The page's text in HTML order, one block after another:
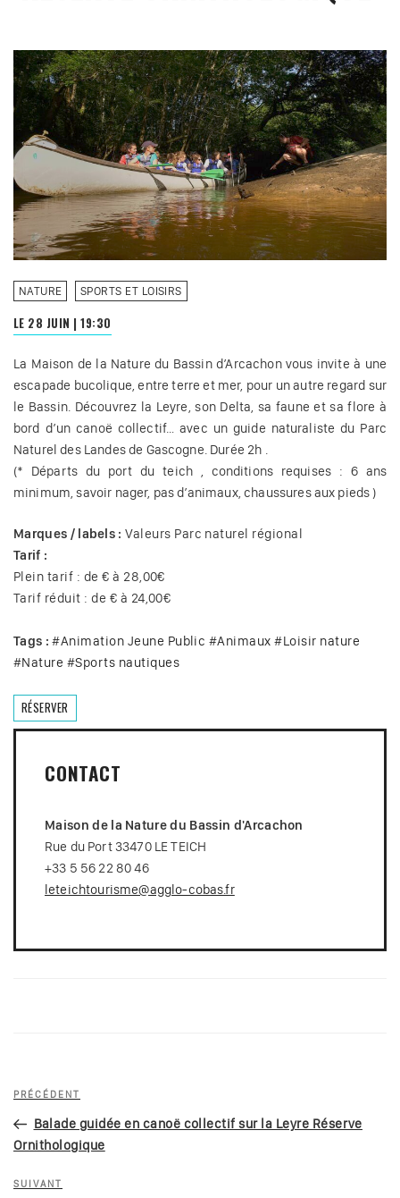
NATURE SPORTS ET LOISIRS
LE 28 JUIN |19:30
La Maison de la Nature du Bassin d’Arcachon vous invite à une
escapade bucolique, entre terre et mer, pour un autre regard sur
le Bassin. Découvrez la Leyre, son Delta, sa faune et sa flore à
bord d’un canoë collectif… avec un guide naturaliste du Parc
Naturel des Landes de Gascogne. Durée 2h .
(* Départs du port du teich , conditions requises : 6 ans
minimum, savoir nager, pas d’animaux, chaussures aux pieds )
Marques / labels : Valeurs Parc naturel régional
Tarif :
Plein tarif : de € à 28,00€
Tarif réduit : de € à 24,00€
Tags : #Animation Jeune Public #Animaux #Loisir nature
#Nature #Sports nautiques
RÉSERVER
CONTACT
Maison de la Nature du Bassin d'Arcachon
Rue du Port 33470 LE TEICH
+33 5 56 22 80 46
leteichtourisme@agglo-cobas.fr
Navigation
l’article
Article
précédent
PRÉCÉDENT
Balade guidée en canoë collectif sur la Leyre Réserve
Ornithologique
Article
SUIVANT